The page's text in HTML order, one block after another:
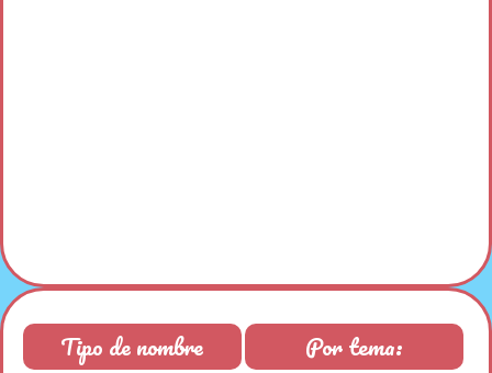
Tipo de nombre Por tema: